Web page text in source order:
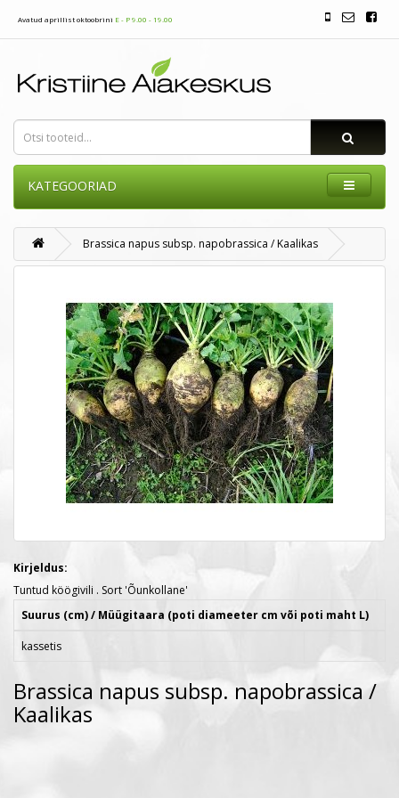
Avatud aprillist oktoobrini E - P 9.00 - 19.00
KATEGOORIAD
Brassica napus subsp. napobrassica / Kaalikas
Kirjeldus:
Tuntud köögivili . Sort 'Õunkollane'
Suurus (cm) / Müügitaara (poti diameeter cm või poti maht L)
kassetis
Brassica napus subsp. napobrassica /
Kaalikas